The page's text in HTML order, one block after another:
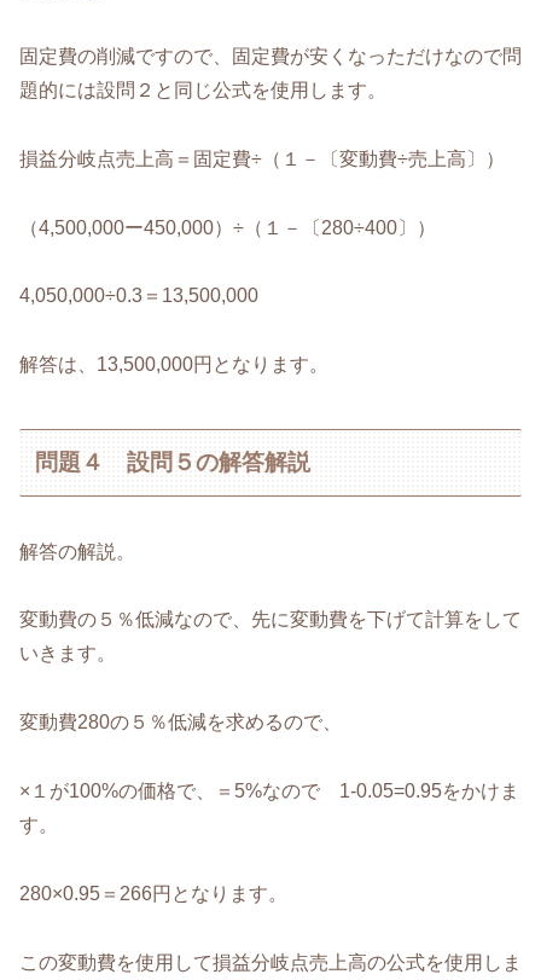
固定費の削減ですので、固定費が安くなっただけなので問
題的には設問２と同じ公式を使用します。
損益分岐点売上高＝固定費÷（１－〔変動費÷売上高〕）
（4,500,000ー450,000）÷（１－〔280÷400〕）
4,050,000÷0.3＝13,500,000
解答は、13,500,000円となります。
問題４ 設問５の解答解説
解答の解説。
変動費の５％低減なので、先に変動費を下げて計算をして
いきます。
変動費280の５％低減を求めるので、
×１が100%の価格で、＝5%なので 1-0.05=0.95をかけま
す。
280×0.95＝266円となります。
この変動費を使用して損益分岐点売上高の公式を使用しま